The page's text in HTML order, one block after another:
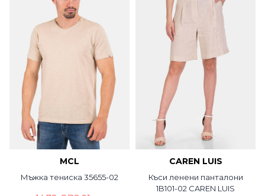
MCL
Мъжка тениска 35655-02
CAREN LUIS
Къси ленени панталони
1B101-02 CAREN LUIS